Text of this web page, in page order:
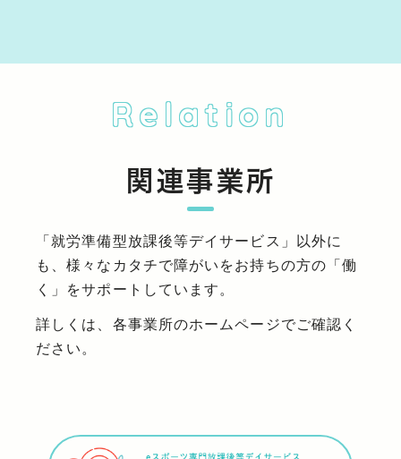
Relation
関連事業所
「就労準備型放課後等デイサービス」以外に
も、様々なカタチで障がいをお持ちの方の「働
く」をサポートしています。
詳しくは、各事業所のホームページでご確認く
ださい。